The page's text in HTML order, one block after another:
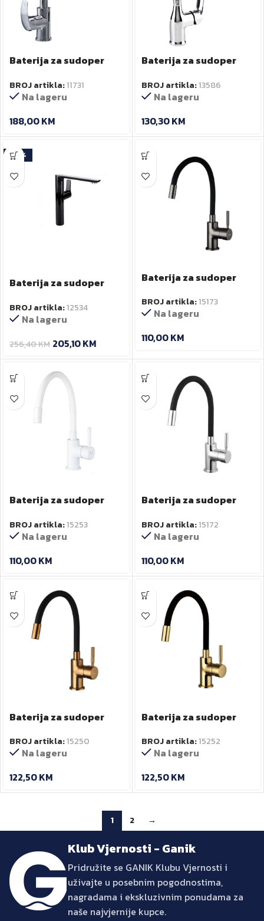
Baterija za sudoper
BROJ artikla:11731
Na lageru
188,00KM
Baterija za sudoper
BROJ artikla:13586
Na lageru
130,30KM
-20%
Baterija za sudoper
BROJ artikla:12534
Na lageru
256,40KM 205,10KM
Baterija za sudoper
flex.izljevom
BROJ artikla:15173
Na lageru
110,00KM
Baterija za sudoper
flex izlivom
BROJ artikla:15253
Na lageru
110,00KM
Baterija za sudoper
sa flex.izljevom
BROJ artikla:15172
Na lageru
110,00KM
Baterija za sudoper
flex izlivom
BROJ artikla:15250
Na lageru
122,50KM
Baterija za sudoper
sa flex izlivom
BROJ artikla:15252
Na lageru
122,50KM
1 2 →
Klub Vjernosti - Ganik
Pridružite se GANIK Klubu Vjernosti i
uživajte u posebnim pogodnostima,
nagradama i ekskluzivnim ponudama za
naše najvjernije kupce.